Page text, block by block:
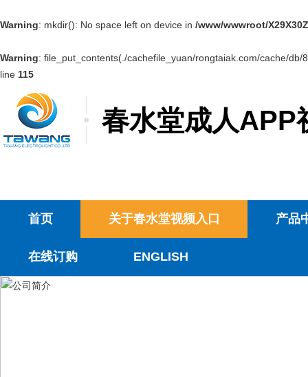
Warning: mkdir(): No space left on device in /www/wwwroot/
Warning: file_put_contents(./cachefile_yuan/rongtaiak.com/cache/
line 115
春水堂成人APP
首页 关于春水堂视频入口 产品
在线订购 ENGLISH